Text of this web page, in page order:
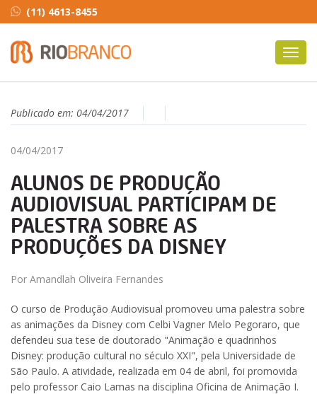
(11) 4613-8455
Publicado em: 04/04/2017
04/04/2017
ALUNOS DE PRODUÇÃO
AUDIOVISUAL PARTICIPAM DE
PALESTRA SOBRE AS
PRODUÇÕES DA DISNEY
Por Amandlah Oliveira Fernandes
O curso de Produção Audiovisual promoveu uma palestra sobre
as animações da Disney com Celbi Vagner Melo Pegoraro, que
defendeu sua tese de doutorado "Animação e quadrinhos
Disney: produção cultural no século XXI", pela Universidade de
São Paulo. A atividade, realizada em 04 de abril, foi promovida
pelo professor Caio Lamas na disciplina Oficina de Animação I.